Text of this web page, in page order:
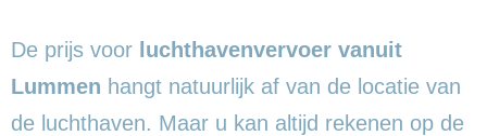
De prijs voor luchthavenvervoer vanuit
Lummen hangt natuurlijk af van de locatie van
de luchthaven. Maar u kan altijd rekenen op de